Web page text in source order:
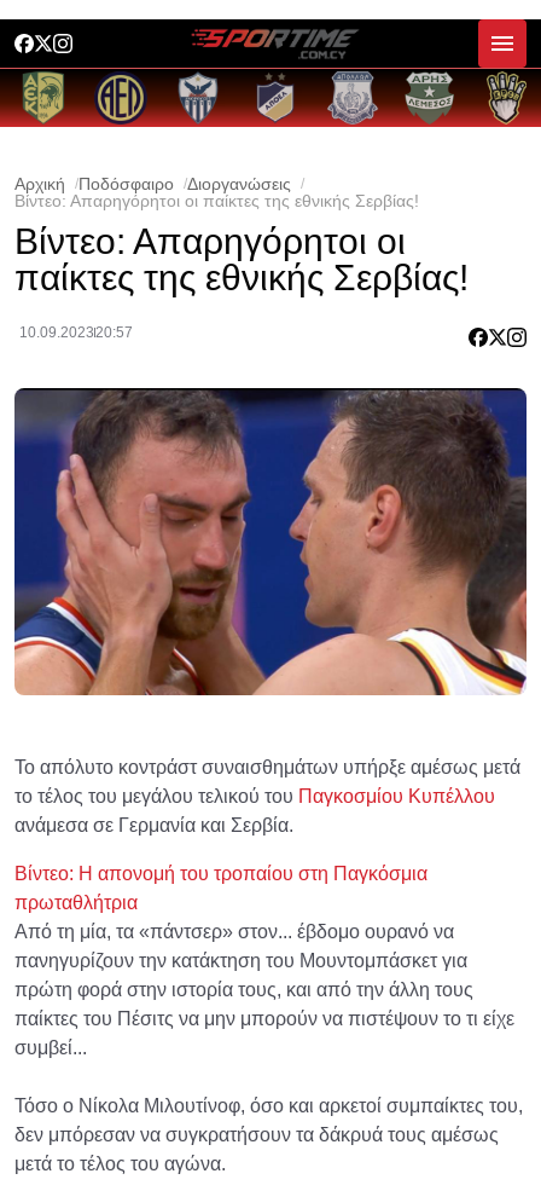
Αρχική Ποδόσφαιρο
Διοργανώσεις
Βίντεο: Απαρηγόρητοι οι παίκτες της εθνικής Σερβίας!
Βίντεο: Απαρηγόρητοι οι
παίκτες της εθνικής Σερβίας!
10.09.202320:57
Το απόλυτο κοντράστ συναισθημάτων υπήρξε αμέσως μετά
το τέλος του μεγάλου τελικού του Παγκοσμίου Κυπέλλου
ανάμεσα σε Γερμανία και Σερβία.
Βίντεο: Η απονομή του τροπαίου στη Παγκόσμια
πρωταθλήτρια
Από τη μία, τα «πάντσερ» στον... έβδομο ουρανό να
πανηγυρίζουν την κατάκτηση του Μουντομπάσκετ για
πρώτη φορά στην ιστορία τους, και από την άλλη τους
παίκτες του Πέσιτς να μην μπορούν να πιστέψουν το τι είχε
συμβεί...
Τόσο ο Νίκολα Μιλουτίνοφ, όσο και αρκετοί συμπαίκτες του,
δεν μπόρεσαν να συγκρατήσουν τα δάκρυά τους αμέσως
μετά το τέλος του αγώνα.